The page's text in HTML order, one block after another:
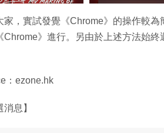
家，實試發覺《Chrome》的操作較
Chrome》進行。另由於上述方法始
：ezone.hk
消息】